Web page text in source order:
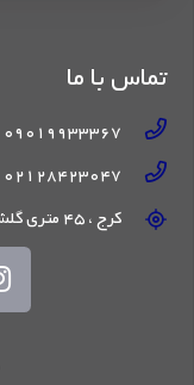
تماس با ما
09019933367
02128423047
کرج ، 45 متری گلشهر، خیابان اختر غربی ، ساختمان ایران